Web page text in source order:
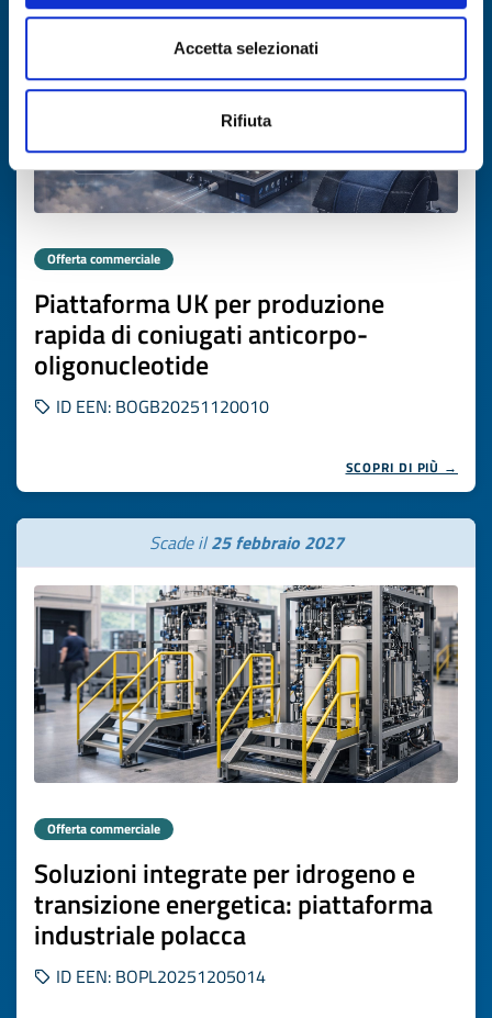
Accetta selezionati
Rifiuta
Offerta commerciale
Piattaforma UK per produzione
rapida di coniugati anticorpo-
oligonucleotide
ID EEN: BOGB20251120010
SCOPRI DI PIÙ →
Scade il25 febbraio 2027
Offerta commerciale
Soluzioni integrate per idrogeno e
transizione energetica: piattaforma
industriale polacca
ID EEN: BOPL20251205014